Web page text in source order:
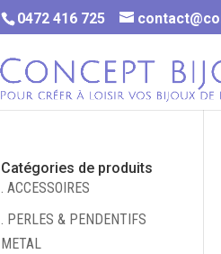
0472 416 725
Catégories de produits
. ACCESSOIRES
. PERLES & PENDENTIFS
METAL